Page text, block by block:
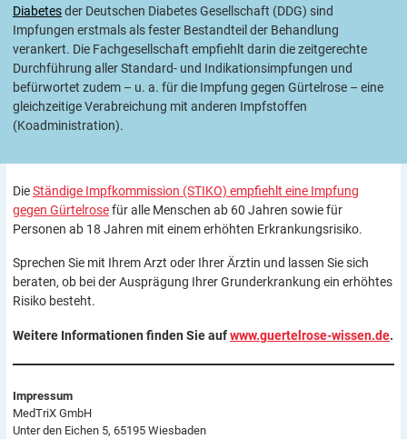
Diabetesder Deutschen Diabetes Gesellschaft (DDG) sind
Impfungen erstmals als fester Bestandteil der Behandlung
verankert. Die Fachgesellschaft empfiehlt darin die zeitgerechte
Durchführung aller Standard- und Indi­kations­impfungen und
befürwortet zudem – u. a. für die Impfung gegen Gürtelrose – eine
gleichzeitige Verabreichung mit anderen Impfstoffen
(Koadministration).
DieStändige Impfkommission (STIKO) empfiehlt eine Impfung
gegen Gürtelrosefür alle Menschen ab 60 Jahren sowie für
Personen ab 18 Jahren mit einem erhöhten Erkrankungsrisiko.
Sprechen Sie mit Ihrem Arzt oder Ihrer Ärztin und lassen Sie sich
beraten, ob bei der Ausprägung Ihrer Grunderkrankung ein erhöhtes
Risiko besteht.
Weitere Informationen finden Sie aufwww.guertelrose-wissen.de.
Impressum
MedTriX GmbH
Unter den Eichen 5, 65195 Wiesbaden